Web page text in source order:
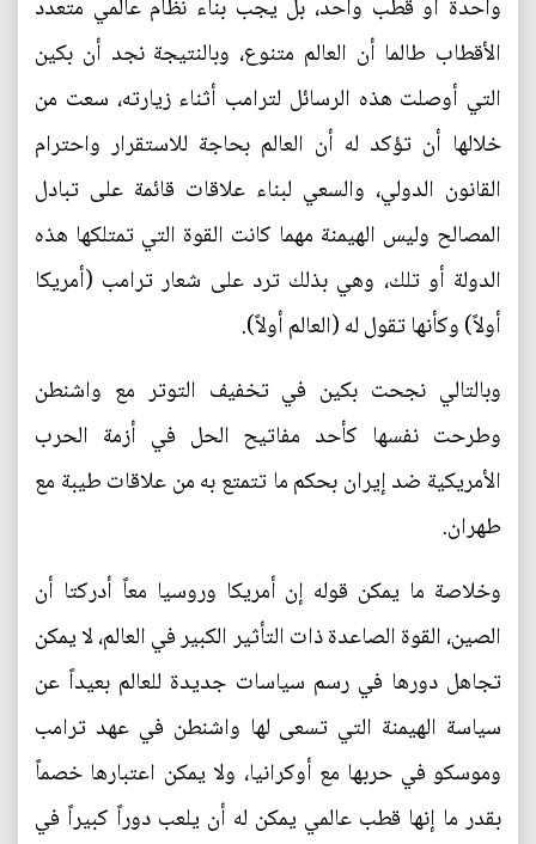
واحدة أو قطب واحد، بل يجب بناء نظام عالمي متعدد
الأقطاب طالما أن العالم متنوع، وبالنتيجة نجد أن بكين
التي أوصلت هذه الرسائل لترامب أثناء زيارته، سعت من
خلالها أن تؤكد له أن العالم بحاجة للاستقرار واحترام
القانون الدولي، والسعي لبناء علاقات قائمة على تبادل
المصالح وليس الهيمنة مهما كانت القوة التي تمتلكها هذه
الدولة أو تلك، وهي بذلك ترد على شعار ترامب (أمريكا
أولاً) وكأنها تقول له (العالم أولاً).
وبالتالي نجحت بكين في تخفيف التوتر مع واشنطن
وطرحت نفسها كأحد مفاتيح الحل في أزمة الحرب
الأمريكية ضد إيران بحكم ما تتمتع به من علاقات طيبة مع
طهران.
وخلاصة ما يمكن قوله إن أمريكا وروسيا معاً أدركتا أن
الصين، القوة الصاعدة ذات التأثير الكبير في العالم، لا يمكن
تجاهل دورها في رسم سياسات جديدة للعالم بعيداً عن
سياسة الهيمنة التي تسعى لها واشنطن في عهد ترامب
وموسكو في حربها مع أوكرانيا، ولا يمكن اعتبارها خصماً
بقدر ما إنها قطب عالمي يمكن له أن يلعب دوراً كبيراً في